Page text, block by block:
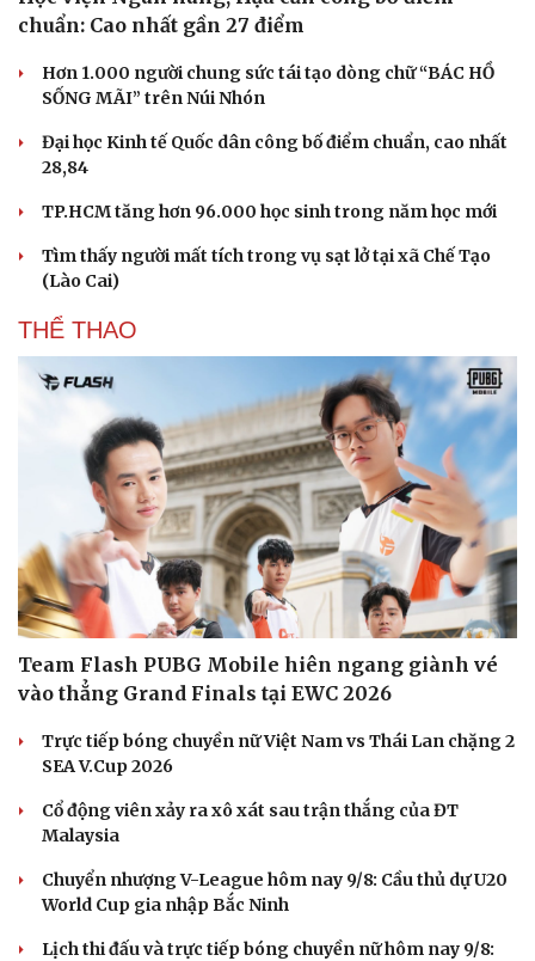
Sức khỏe
Dinh dưỡng - món ngon
Sản phụ khoa
Nam khoa
Làm đẹp - giảm cân
Phòng mạch online
Ăn sạch sống khỏe
Đời sống
chuẩn: Cao nhất gần 27 điểm
Hơn 1.000 người chung sức tái tạo dòng chữ “BÁC HỒ
SỐNG MÃI” trên Núi Nhón
Đại học Kinh tế Quốc dân công bố điểm chuẩn, cao nhất
28,84
TP.HCM tăng hơn 96.000 học sinh trong năm học mới
Tìm thấy người mất tích trong vụ sạt lở tại xã Chế Tạo
(Lào Cai)
THỂ THAO
Team Flash PUBG Mobile hiên ngang giành vé
vào thẳng Grand Finals tại EWC 2026
Trực tiếp bóng chuyền nữ Việt Nam vs Thái Lan chặng 2
SEA V.Cup 2026
Cổ động viên xảy ra xô xát sau trận thắng của ĐT
Malaysia
Chuyển nhượng V-League hôm nay 9/8: Cầu thủ dự U20
World Cup gia nhập Bắc Ninh
Lịch thi đấu và trực tiếp bóng chuyền nữ hôm nay 9/8: